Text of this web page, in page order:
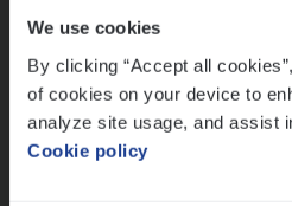
We use cookies
By clicking “Accept all
of cookies on your device to
analyze site usage, and assist
Cookie policy
Advisor/​Configuratie
Benefits
Insurance Operations